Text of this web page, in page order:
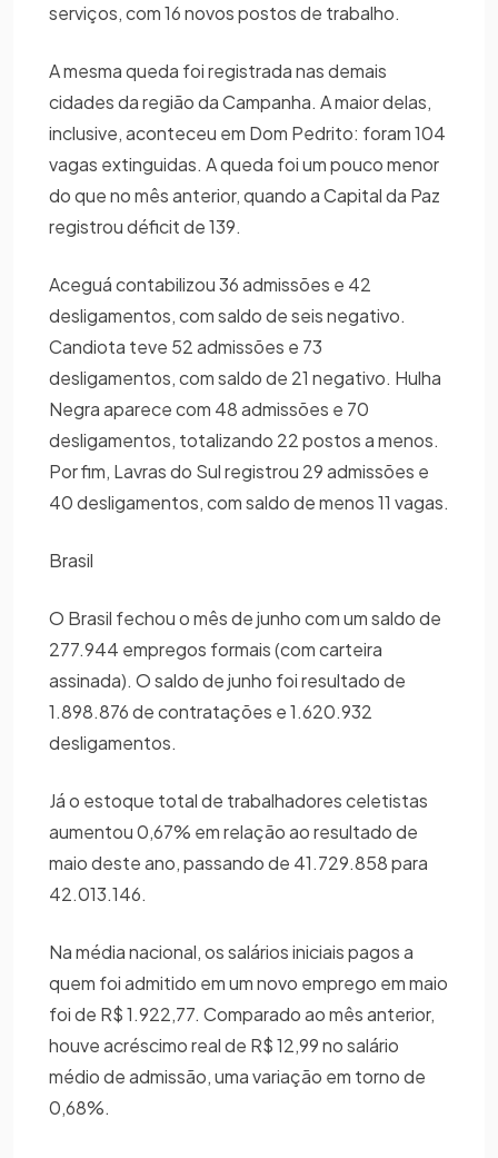
serviços, com 16 novos postos de trabalho.
A mesma queda foi registrada nas demais
cidades da região da Campanha. A maior delas,
inclusive, aconteceu em Dom Pedrito: foram 104
vagas extinguidas. A queda foi um pouco menor
do que no mês anterior, quando a Capital da Paz
registrou déficit de 139.
Aceguá contabilizou 36 admissões e 42
desligamentos, com saldo de seis negativo.
Candiota teve 52 admissões e 73
desligamentos, com saldo de 21 negativo. Hulha
Negra aparece com 48 admissões e 70
desligamentos, totalizando 22 postos a menos.
Por fim, Lavras do Sul registrou 29 admissões e
40 desligamentos, com saldo de menos 11 vagas.
Brasil
O Brasil fechou o mês de junho com um saldo de
277.944 empregos formais (com carteira
assinada). O saldo de junho foi resultado de
1.898.876 de contratações e 1.620.932
desligamentos.
Já o estoque total de trabalhadores celetistas
aumentou 0,67% em relação ao resultado de
maio deste ano, passando de 41.729.858 para
42.013.146.
Na média nacional, os salários iniciais pagos a
quem foi admitido em um novo emprego em maio
foi de R$ 1.922,77. Comparado ao mês anterior,
houve acréscimo real de R$ 12,99 no salário
médio de admissão, uma variação em torno de
0,68%.